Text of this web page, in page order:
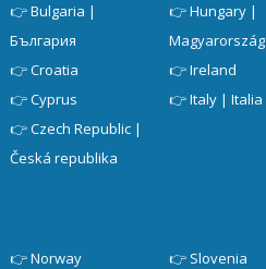
👉Bulgaria |
България
👉Croatia
👉Cyprus
👉Czech Republic |
Česká republika
👉Hungary |
Magyarország
👉Ireland
👉Italy | Italia
👉Norway
👉 Slovenia